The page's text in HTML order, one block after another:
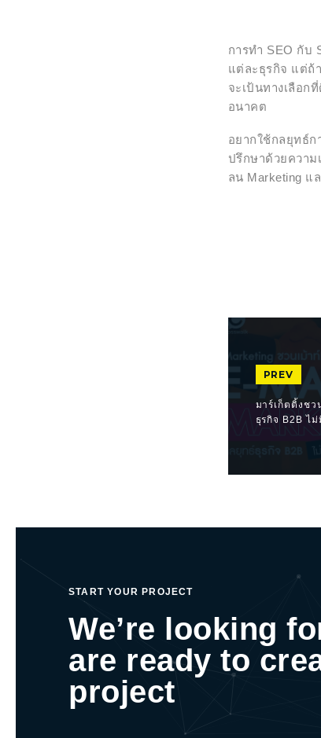
การทำ SEO กับ
แต่ละธุรกิจ แต่ถ้
จะเป้นทางเลือก
อนาคต
อยากใช้กลยุทธ์
ปรึกษาด้วยความ
ลน Marketing แ
PREV
มาร์เก็ตติ้งชว
ธุรกิจ B2B ไม่
START YOUR PROJECT
We’re looking
are ready to
project